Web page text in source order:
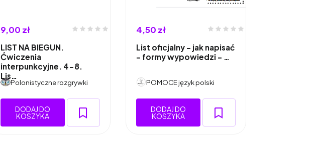
9,00 zł
LIST NA BIEGUN.
Ćwiczenia
interpunkcyjne. 4-8.
Lis…
Polonistyczne rozgrywki
DODAJ DO
KOSZYKA
4,50 zł
List oficjalny - jak napisać
- formy wypowiedzi - …
POMOCE język polski
DODAJ DO
KOSZYKA